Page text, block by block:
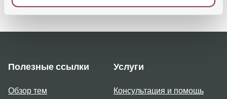
здравоохранения).
Полезные ссылки
Обзор тем
Услуги
Консультация и помощь